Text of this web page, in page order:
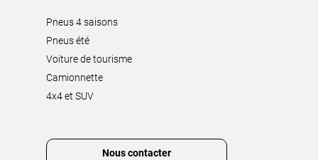
Pneus 4 saisons
Pneus été
Voiture de tourisme
Camionnette
4x4 et SUV
Nous contacter